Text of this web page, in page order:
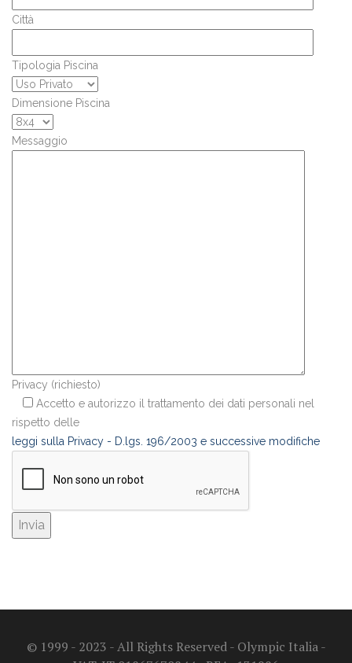
Città
Tipologia Piscina
Dimensione Piscina
Messaggio
Privacy (richiesto)
Accetto e autorizzo il trattamento dei dati personali nel
rispetto delle
leggi sulla Privacy - D.lgs. 196/2003 e successive modifiche
© 1999 - 2023 - All Rights Reserved - Olympic Italia -